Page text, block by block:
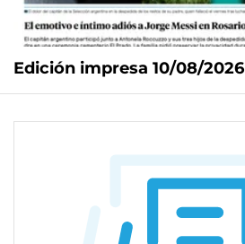
Edición impresa 10/08/2026